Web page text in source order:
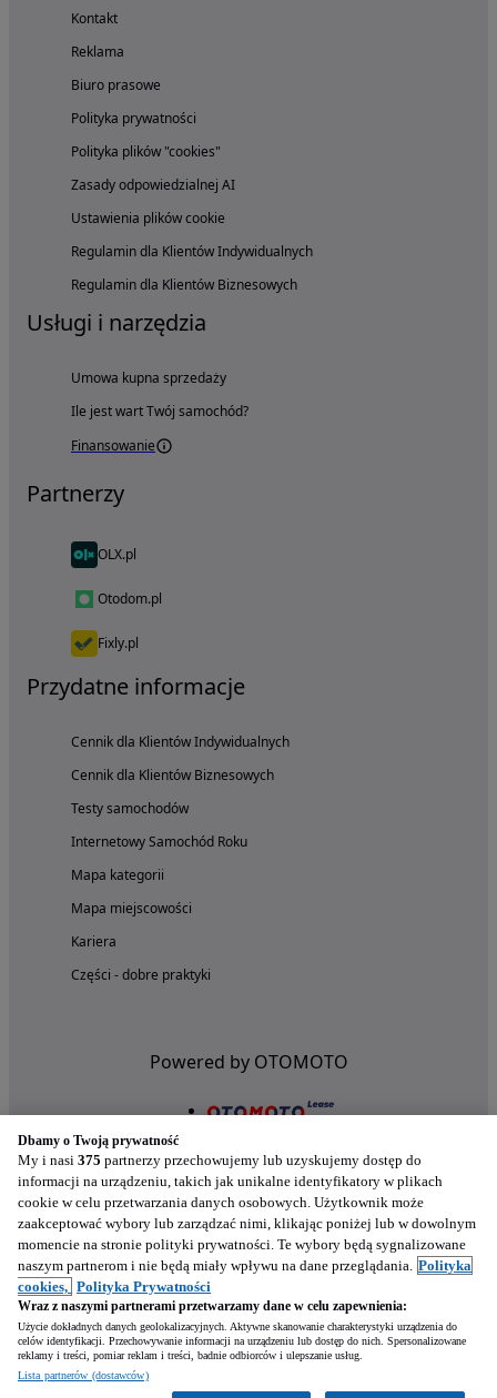
Kontakt
Reklama
Biuro prasowe
Polityka prywatności
Polityka plików "cookies"
Zasady odpowiedzialnej AI
Ustawienia plików cookie
Regulamin dla Klientów Indywidualnych
Regulamin dla Klientów Biznesowych
Usługi i narzędzia
Umowa kupna sprzedaży
Ile jest wart Twój samochód?
Finansowanie
Partnerzy
OLX.pl
Otodom.pl
Fixly.pl
Przydatne informacje
Cennik dla Klientów Indywidualnych
Cennik dla Klientów Biznesowych
Testy samochodów
Internetowy Samochód Roku
Mapa kategorii
Mapa miejscowości
Kariera
Części - dobre praktyki
Powered by OTOMOTO
Nasze aplikacje w twoim telefonie
Dbamy o Twoją prywatność
My i nasi 375 partnerzy przechowujemy lub uzyskujemy dostęp do
informacji na urządzeniu, takich jak unikalne identyfikatory w plikach
cookie w celu przetwarzania danych osobowych. Użytkownik może
zaakceptować wybory lub zarządzać nimi, klikając poniżej lub w dowolnym
momencie na stronie polityki prywatności. Te wybory będą sygnalizowane
naszym partnerom i nie będą miały wpływu na dane przeglądania. Polityka
cookies, Polityka Prywatności
Wraz z naszymi partnerami przetwarzamy dane w celu zapewnienia:
Użycie dokładnych danych geolokalizacyjnych. Aktywne skanowanie charakterystyki urządzenia do
celów identyfikacji. Przechowywanie informacji na urządzeniu lub dostęp do nich. Spersonalizowane
reklamy i treści, pomiar reklam i treści, badnie odbiorców i ulepszanie usług.
Lista partnerów (dostawców)